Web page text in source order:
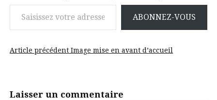
Saisissez votre adresse e-mail…
ABONNEZ-VOUS
Lire
suite
Article précédent Image mise en avant d’accueil
Laisser un commentaire